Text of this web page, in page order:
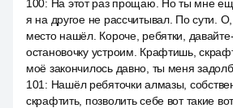
100: На этот раз прощаю. Но ты мне
я на другое не рассчитывал. По сути.
место нашёл. Короче, ребятки,
остановочку устроим. Крафтишь,
моё закончилось давно, ты меня
101 : Нашёл ребяточки алмазы,
скрафтить, позволить себе вот такие